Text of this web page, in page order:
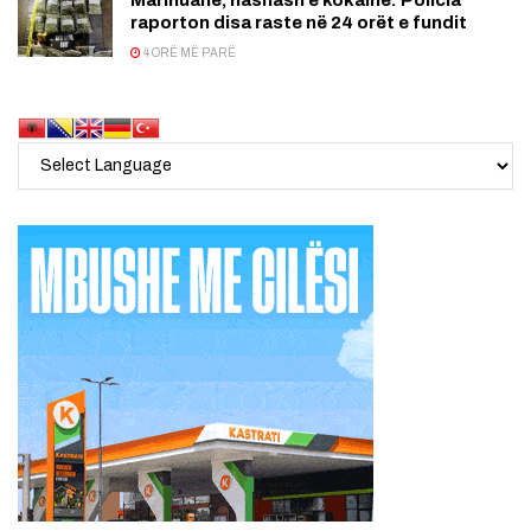
raporton disa raste në 24 orët e fundit
4 ORË MË PARË